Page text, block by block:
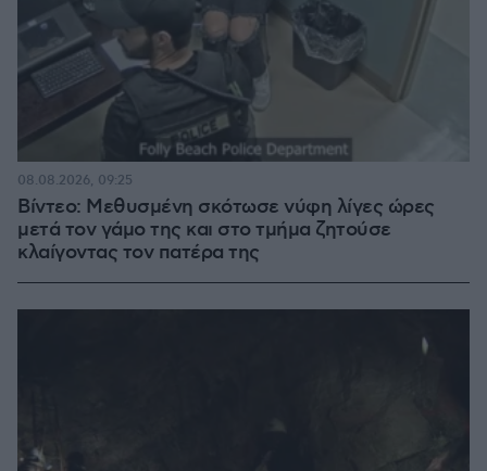
Βίντεο: Μεθυσμένη σκότωσε νύφη λίγες ώρες
μετά τον γάμο της και στο τμήμα ζητούσε
κλαίγοντας τον πατέρα της
08.08.2026, 09:25